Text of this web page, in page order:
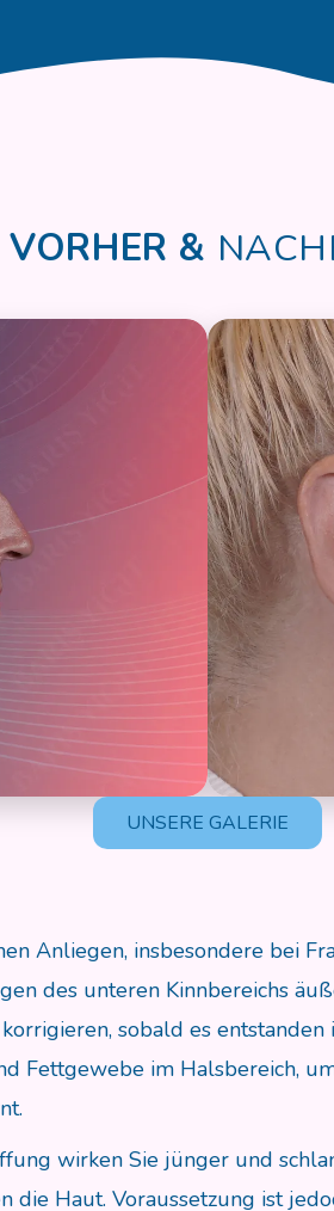
VORHER &
UNSERE GALERIE
Anliegen, insbesondere bei
des unteren Kinnbereichs
sobald es
Fettgewebe im Halsbereich,
wirken Sie jünger und
Haut. Voraussetzung ist